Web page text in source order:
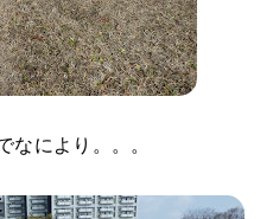
なにより。。。